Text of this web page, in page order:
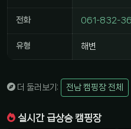
전화 061-832-
유형 해변
더 둘러보기: 전남 캠핑장 전체
실시간 급상승 캠핑장